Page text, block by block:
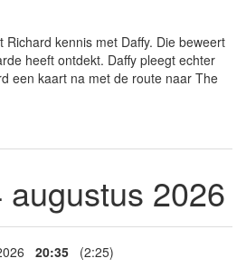
Richard kennis met Daffy. Die beweert
heeft ontdekt. Daffy pleegt echter
een kaart na met de route naar The
2026
20:35 (2:25)